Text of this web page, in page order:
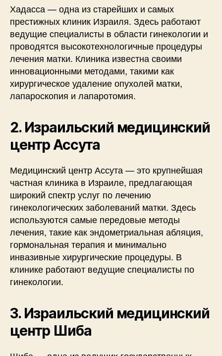
Хадасса — одна из старейших и самых
престижных клиник Израиля. Здесь работают
ведущие специалисты в области гинекологии и
проводятся высокотехнологичные процедуры
лечения матки. Клиника известна своими
инновационными методами, такими как
хирургическое удаление опухолей матки,
лапароскопия и лапаротомия.
2. Израильский медицинский
центр Ассута
Медицинский центр Ассута — это крупнейшая
частная клиника в Израиле, предлагающая
широкий спектр услуг по лечению
гинекологических заболеваний матки. Здесь
используются самые передовые методы
лечения, такие как эндометриальная абляция,
гормональная терапия и минимально
инвазивные хирургические процедуры. В
клинике работают ведущие специалисты по
гинекологии.
3. Израильский медицинский
центр Шиба